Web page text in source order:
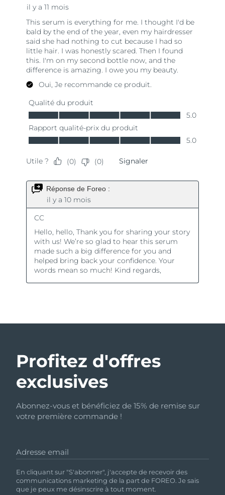
Profitez d'offres
exclusives
Abonnez-vous et bénéficiez de 15% de remise sur
votre première commande !
Adresse email
En cliquant sur "S'abonner", j'accepte de recevoir des
communications marketing de la part de FOREO. Je sais
que je peux me désinscrire à tout moment.